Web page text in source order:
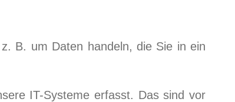
B. um Daten handeln, die Sie in ein
IT-Systeme erfasst. Das sind vor